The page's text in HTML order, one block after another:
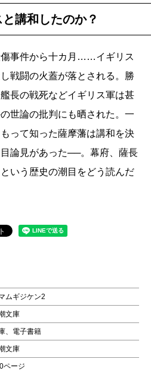
講和したのか？
事件から十カ月……イギリス
戦闘の火蓋が落とされる。勝
長の戦死などイギリス軍は甚
世論の批判にも晒された。一
って知った薩摩藩は講和を決
論見があった──。幕府、薩長
いう歴史の潮目をどう読んだ
ムギジケン2
文庫
、電子書籍
文庫
ページ